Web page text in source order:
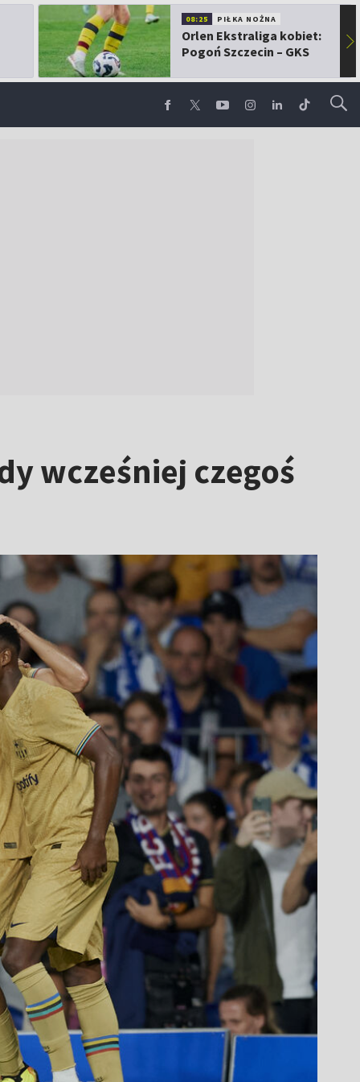
08:25 PIŁKA NOŻNA
Orlen Ekstraliga kobiet:
Pogoń Szczecin – GKS
▶
wcześniej czegoś